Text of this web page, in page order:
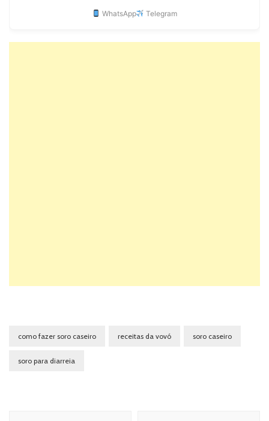
WhatsApp Telegram
como fazer soro caseiro receitas da vovó soro caseiro
soro para diarreia